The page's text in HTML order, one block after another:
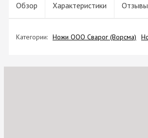
Обзор Характеристики Отзывы
Категории: Ножи ООО Сварог (Ворсма)